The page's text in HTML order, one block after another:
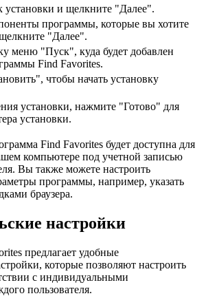
установки и щелкните "Далее".
программы, которые вы хотите
"Далее".
меню "Пуск", куда будет добавлен
Find Favorites.
чтобы начать установку
установки, нажмите "Готово" для
установки.
Find Favorites будет доступна для
компьютере под учетной записью
Вы также можете настроить
программы, например, указать
браузера.
настройки
предлагает удобные
которые позволяют настроить
с индивидуальными
пользователя.